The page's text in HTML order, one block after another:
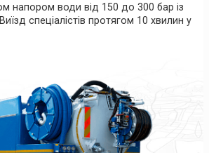
напором води від 150 до 300 бар із
спеціалістів протягом 10 хвилин у